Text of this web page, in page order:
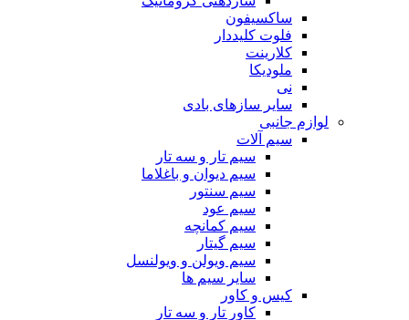
ساکسیفون
فلوت کلیددار
کلارینت
ملودیکا
نی
سایر سازهای بادی
لوازم جانبی
سیم آلات
سیم تار و سه تار
سیم دیوان و باغلاما
سیم سنتور
سیم عود
سیم کمانچه
سیم گیتار
سیم ویولن و ویولنسل
سایر سیم ها
کیس و کاور
کاور تار و سه تار